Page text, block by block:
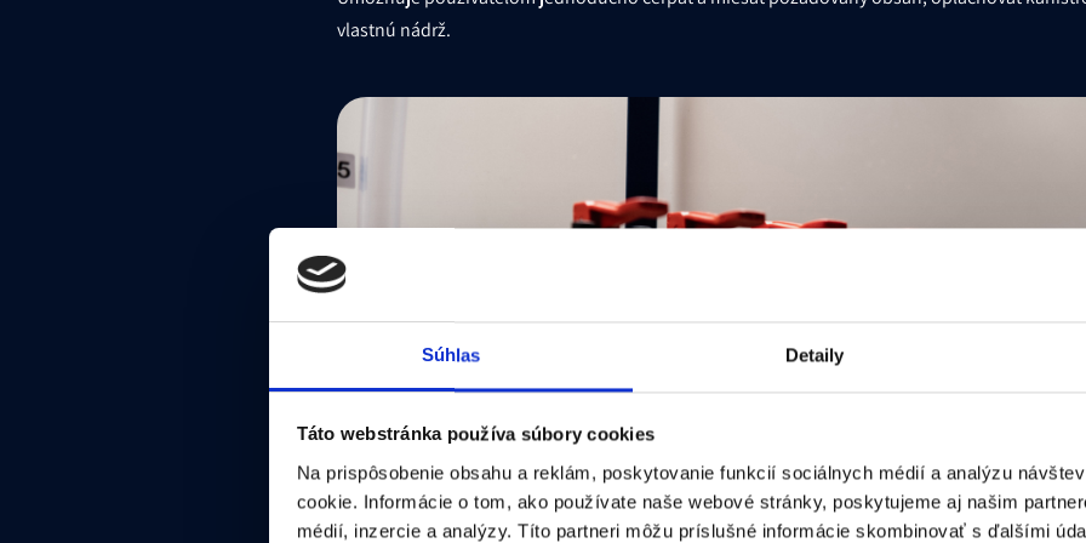
Súhlas Detaily
Táto webstránka používa súbory cookies
Na prispôsobenie obsahu a reklám, poskytovanie funkcií sociálnych médií a analýzu
cookie. Informácie o tom, ako používate naše webové stránky, poskytujeme aj našim
médií, inzercie a analýzy. Títo partneri môžu príslušné informácie skombinovať s ďalšími
vlastnú nádrž.